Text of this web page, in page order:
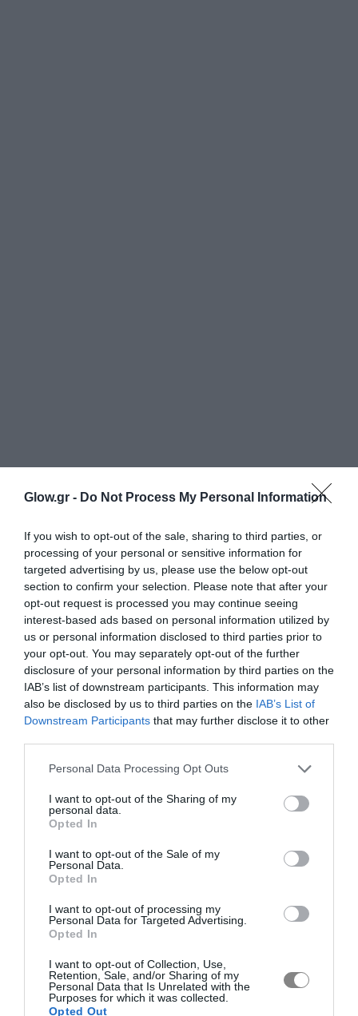
Glow.gr - Do Not Process My Personal Information
If you wish to opt-out of the sale, sharing to third parties, or
processing of your personal or sensitive information for
targeted advertising by us, please use the below opt-out
section to confirm your selection. Please note that after your
opt-out request is processed you may continue seeing
interest-based ads based on personal information utilized by
us or personal information disclosed to third parties prior to
your opt-out. You may separately opt-out of the further
disclosure of your personal information by third parties on the
IAB’s list of downstream participants. This information may
also be disclosed by us to third parties on the IAB’s List of
Downstream Participants that may further disclose it to other
Personal Data Processing Opt Outs
I want to opt-out of the Sharing of my
personal data.
Opted In
I want to opt-out of the Sale of my
Personal Data.
Opted In
I want to opt-out of processing my
Personal Data for Targeted Advertising.
Opted In
I want to opt-out of Collection, Use,
Retention, Sale, and/or Sharing of my
Personal Data that Is Unrelated with the
Purposes for which it was collected.
Opted Out